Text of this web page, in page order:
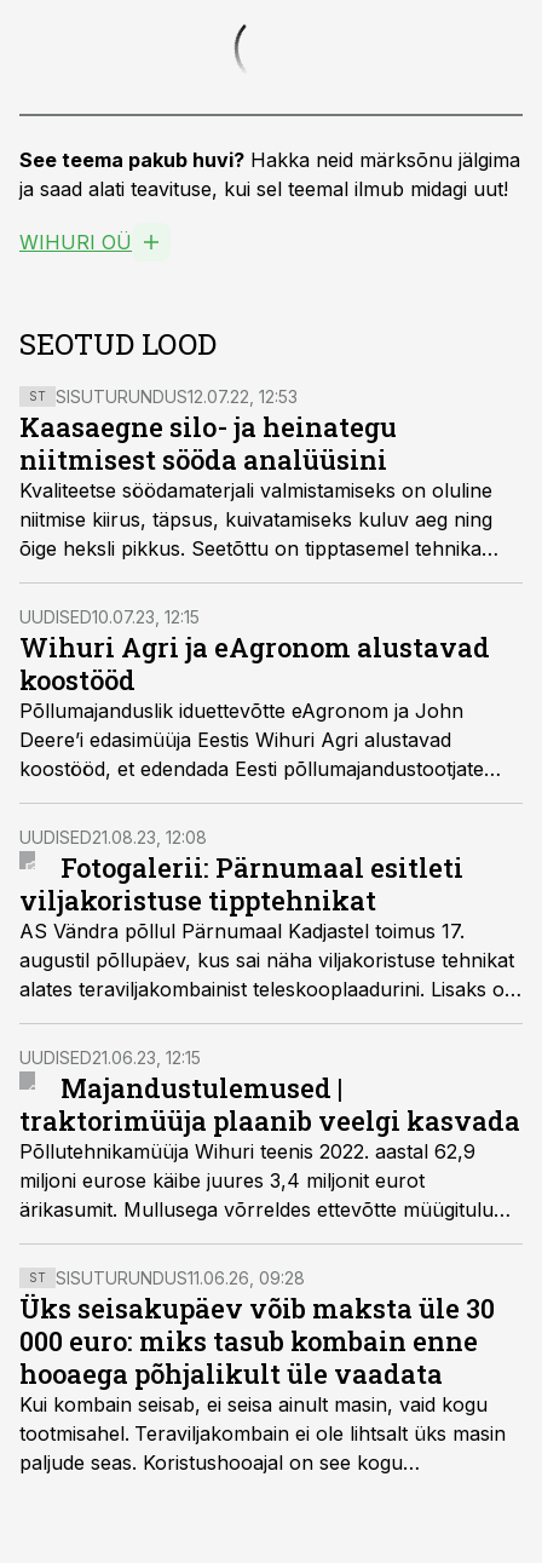
See teema pakub huvi? Hakka neid märksõnu jälgima
ja saad alati teavituse, kui sel teemal ilmub midagi uut!
WIHURI OÜ
SEOTUD LOOD
ST SISUTURUNDUS12.07.22, 12:53
Kaasaegne silo- ja heinategu
niitmisest sööda analüüsini
Kvaliteetse söödamaterjali valmistamiseks on oluline
niitmise kiirus, täpsus, kuivatamiseks kuluv aeg ning
õige heksli pikkus. Seetõttu on tipptasemel tehnika
olulise tähtsusega. Igapäevane töö heinamaadel vajab
töökindlaid masinaid. Sloveenias valmistatud, juba üle
65 aastase kogemusega SIP heinatehnika
tootevalikusse kuuluvad niidukid, kaarutid, vaalutid ja
vaaluteisaldid, mis paistavad silma oma robustse
disaini, vastupidavate komponentide, kaasaegne
tehnoloogia, kasutuslihtsuse ja hea
manööverdusvõimega.
UUDISED10.07.23, 12:15
Wihuri Agri ja eAgronom alustavad
koostööd
Põllumajanduslik iduettevõtte eAgronom ja John
Deere’i edasimüüja Eestis Wihuri Agri alustavad
koostööd, et edendada Eesti põllumajandustootjate
tehnoloogilisi võimalusi.
UUDISED21.08.23, 12:08
Fotogalerii: Pärnumaal esitleti
viljakoristuse tipptehnikat
AS Vändra põllul Pärnumaal Kadjastel toimus 17.
augustil põllupäev, kus sai näha viljakoristuse tehnikat
alates teraviljakombainist teleskooplaadurini. Lisaks oli
võimalus tutvuda mullaharimismasinatega.
Põllutehnikat esitlesid Wihuri Agri ja Väderstad.
UUDISED21.06.23, 12:15
Majandustulemused |
traktorimüüja plaanib veelgi kasvada
Põllutehnikamüüja Wihuri teenis 2022. aastal 62,9
miljoni eurose käibe juures 3,4 miljonit eurot
ärikasumit. Mullusega võrreldes ettevõtte müügitulu
kasvas pea 57%, kasum lausa 192%. Ka tänavust
aastat näevad nad kasvuaastana.
ST SISUTURUNDUS11.06.26, 09:28
Üks seisakupäev võib maksta üle 30
000 euro: miks tasub kombain enne
hooaega põhjalikult üle vaadata
Kui kombain seisab, ei seisa ainult masin, vaid kogu
tootmisahel. Teraviljakombain ei ole lihtsalt üks masin
paljude seas. Koristushooajal on see kogu